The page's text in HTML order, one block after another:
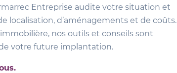
Entreprise audite votre situation et
localisation, d’aménagements et de coûts.
nos outils et conseils sont
de votre future implantation.